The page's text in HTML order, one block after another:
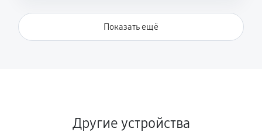
Показать ещё
Другие устройства